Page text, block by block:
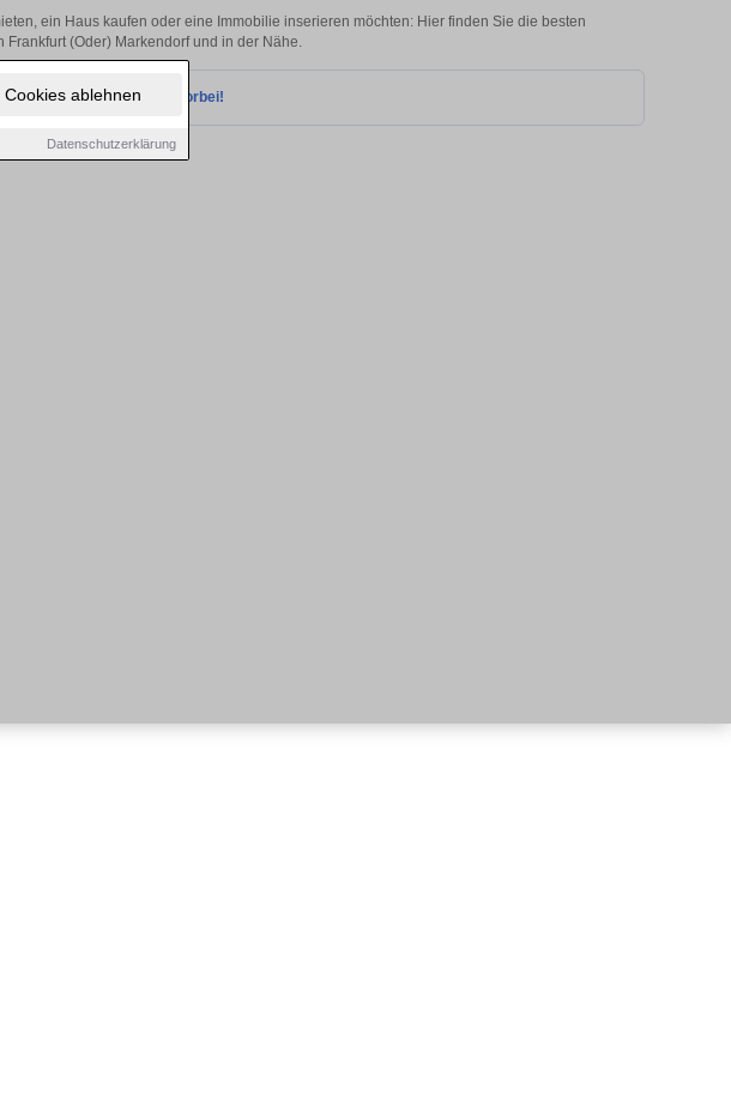
Cookies ablehnen
Datenschutzerklärung
ein Haus kaufen oder eine Immobilie inserieren möchten: Hier finden Sie die besten
Frankfurt (Oder) Markendorf und in der Nähe.
Sie bald wieder vorbei!